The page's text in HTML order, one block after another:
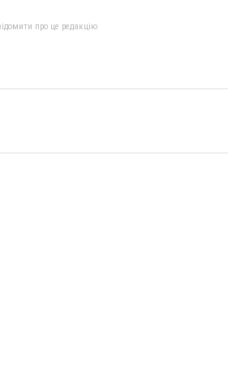
про це редакцію